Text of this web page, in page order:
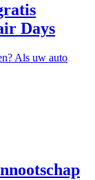
Days
Als uw auto